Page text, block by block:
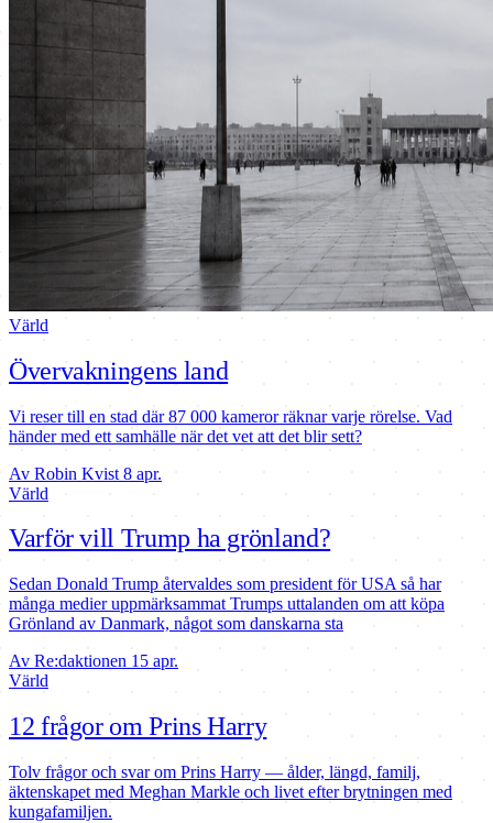
Värld
Övervakningens land
Vi reser till en stad där 87 000 kameror räknar varje rörelse. Vad
händer med ett samhälle när det vet att det blir sett?
Av Robin Kvist 8 apr.
Värld
Varför vill Trump ha grönland?
Sedan Donald Trump återvaldes som president för USA så har
många medier uppmärksammat Trumps uttalanden om att köpa
Grönland av Danmark, något som danskarna sta
Av Re:daktionen 15 apr.
Värld
12 frågor om Prins Harry
Tolv frågor och svar om Prins Harry — ålder, längd, familj,
äktenskapet med Meghan Markle och livet efter brytningen med
kungafamiljen.